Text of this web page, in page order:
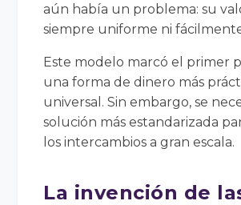
aún había un problema: su
siempre uniforme ni
Este modelo marcó el primer
una forma de dinero más
universal. Sin embargo, se
solución más estandarizada
los intercambios a gran escala.
La invención de